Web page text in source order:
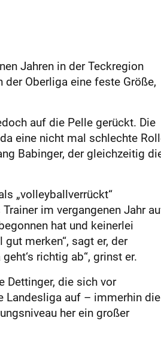
Jahren in der Teckregion
Oberliga eine feste Größe,
auf die Pelle gerückt. Die
eine nicht mal schlechte
Babinger, der gleichzeitig
„volleyballverrückt“
im vergangenen Jahr
hat und keinerlei
merken“, sagt er, der
richtig ab“, grinst er.
Dettinger, die sich vor
Landesliga auf – immerhin die
her ein großer